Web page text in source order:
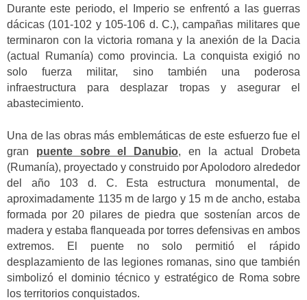
Durante este periodo, el Imperio se enfrentó a las guerras
dácicas (101-102 y 105-106 d. C.), campañas militares que
terminaron con la victoria romana y la anexión de la Dacia
(actual Rumanía) como provincia. La conquista exigió no
solo fuerza militar, sino también una poderosa
infraestructura para desplazar tropas y asegurar el
abastecimiento.
Una de las obras más emblemáticas de este esfuerzo fue el
gran puente sobre el Danubio, en la actual Drobeta
(Rumanía), proyectado y construido por Apolodoro alrededor
del año 103 d. C. Esta estructura monumental, de
aproximadamente 1135 m de largo y 15 m de ancho, estaba
formada por 20 pilares de piedra que sostenían arcos de
madera y estaba flanqueada por torres defensivas en ambos
extremos. El puente no solo permitió el rápido
desplazamiento de las legiones romanas, sino que también
simbolizó el dominio técnico y estratégico de Roma sobre
los territorios conquistados.